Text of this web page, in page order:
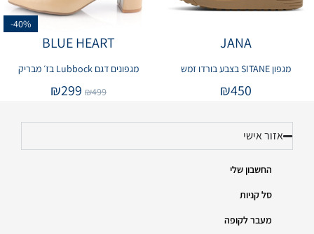
JANA
מגפון SITANE בצבע בורדו זמש
₪450
-40%
BLUE HEART
מגפונים דגם Lubbock בז׳ מבריק
₪499
₪299
אזור אישי
החשבון שלי
סל קניות
מעבר לקופה